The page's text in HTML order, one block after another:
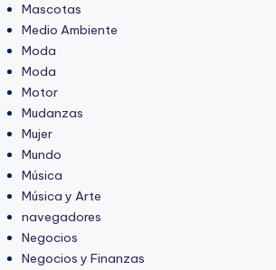
Mascotas
Medio Ambiente
Moda
Moda
Motor
Mudanzas
Mujer
Mundo
Música
Música y Arte
navegadores
Negocios
Negocios y Finanzas